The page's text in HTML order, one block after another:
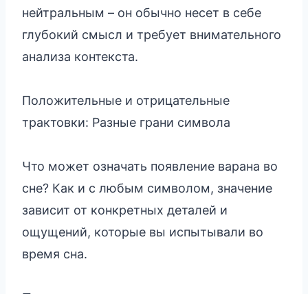
нейтральным – он обычно несет в себе
глубокий смысл и требует внимательного
анализа контекста.
Положительные и отрицательные
трактовки: Разные грани символа
Что может означать появление варана во
сне? Как и с любым символом, значение
зависит от конкретных деталей и
ощущений, которые вы испытывали во
время сна.